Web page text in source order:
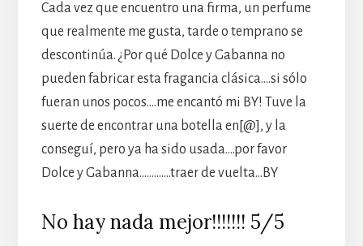
Cada vez que encuentro una firma, un perfume
que realmente me gusta, tarde o temprano se
descontinúa. ¿Por qué Dolce y Gabanna no
pueden fabricar esta fragancia clásica….si sólo
fueran unos pocos….me encantó mi BY! Tuve la
suerte de encontrar una botella en[@], y la
conseguí, pero ya ha sido usada….por favor
Dolce y Gabanna………….traer de vuelta…BY
No hay nada mejor!!!!!!! 5/5